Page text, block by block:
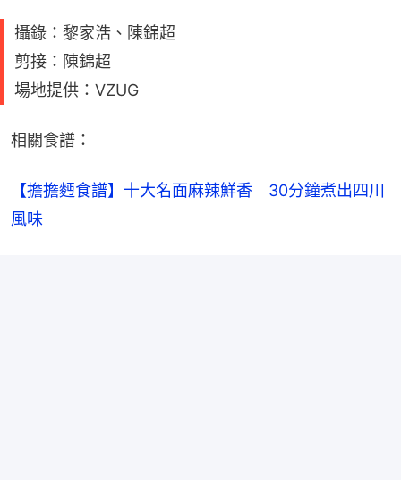
攝錄：黎家浩、陳錦超
剪接：陳錦超
場地提供：VZUG
相關食譜：
【擔擔麪食譜】十大名面麻辣鮮香　30分鐘煮出四川
風味